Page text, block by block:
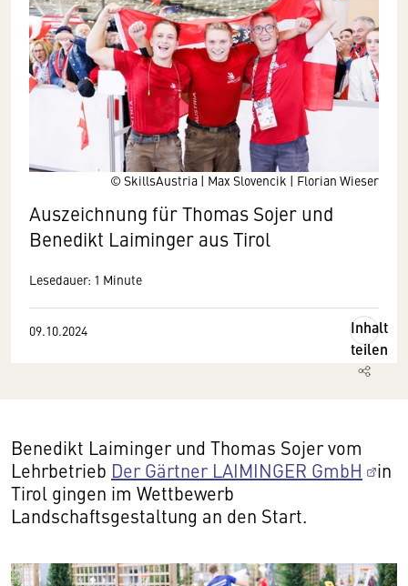
© SkillsAustria | Max Slovencik | Florian Wieser
Auszeichnung für Thomas Sojer und
Benedikt Laiminger aus Tirol
Lesedauer: 1 Minute
09.10.2024
Inhalt
teilen
Benedikt Laiminger und Thomas Sojer vom
Lehrbetrieb Der Gärtner LAIMINGER GmbH
in
Tirol gingen im Wettbewerb
Landschaftsgestaltung an den Start.